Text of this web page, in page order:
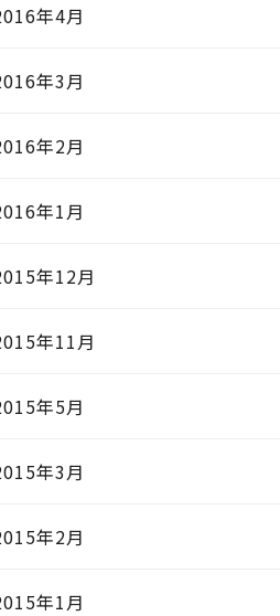
年4月
年3月
年2月
年1月
年12月
年11月
年5月
年3月
年2月
年1月